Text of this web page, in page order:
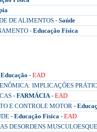
DE ALIMENTOS -Saúde
- Educação Física
Educação - EAD
IMPLICAÇÕES
- FARMÁCIA- EAD
E CONTROLE MOTOR -
-Educação Física - EAD
DESORDENS